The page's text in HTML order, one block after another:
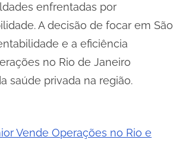
enfrentadas por
A decisão de focar em São
e a eficiência
no Rio de Janeiro
saúde privada na região.
Vende Operações no Rio e